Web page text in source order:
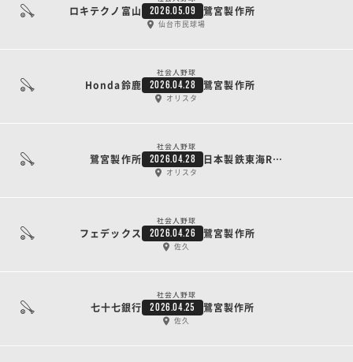
ロキテクノ富山 2026.05.09 鷺宮製作所
仙台市民球場
社会人野球
Honda鈴鹿 2026.04.28 鷺宮製作所
オリスタ
社会人野球
鷺宮製作所 2026.04.28 日本製鉄東海REX
オリスタ
社会人野球
フェデックス 2026.04.26 鷺宮製作所
佐久
社会人野球
七十七銀行 2026.04.25 鷺宮製作所
佐久